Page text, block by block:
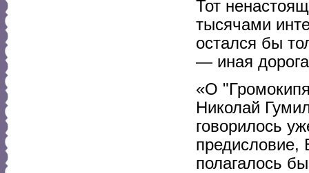
Тот
тысячами
остался бы
— иная
«О
Николай
говорилось
предисловие,
полагалось